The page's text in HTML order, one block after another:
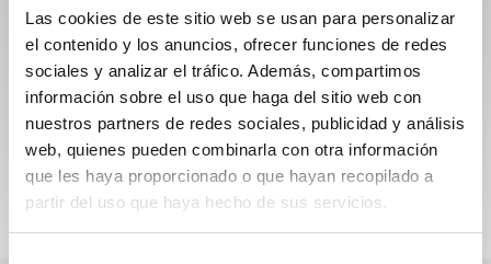
Las cookies de este sitio web se usan para personalizar
el contenido y los anuncios, ofrecer funciones de redes
sociales y analizar el tráfico. Además, compartimos
información sobre el uso que haga del sitio web con
nuestros partners de redes sociales, publicidad y análisis
web, quienes pueden combinarla con otra información
que les haya proporcionado o que hayan recopilado a
partir del uso que haya hecho de sus servicios.
Suscribirse a la newsletter
Descubra las novedades que han dado vida a la Casa
durante el año y manténgase al día con las newsletters
de Breguet.
Suscribirse a la newsletter